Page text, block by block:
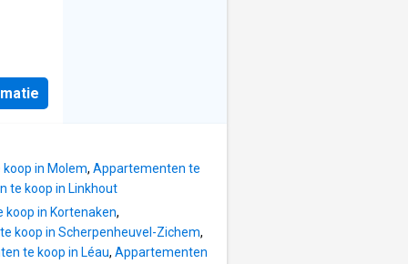
in Molem, Appartementen te
te koop in Linkhout
in Kortenaken,
koop in Scherpenheuvel-Zichem,
te koop in Léau, Appartementen